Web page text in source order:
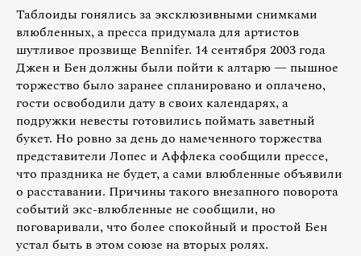
Таблоиды гонялись за эксклюзивными снимками
влюбленных, а пресса придумала для артистов
шутливое прозвище Bennifer. 14 сентября 2003 года
Джен и Бен должны были пойти к алтарю — пышное
торжество было заранее спланировано и оплачено,
гости освободили дату в своих календарях, а
подружки невесты готовились поймать заветный
букет. Но ровно за день до намеченного торжества
представители Лопес и Аффлека сообщили прессе,
что праздника не будет, а сами влюбленные объявили
о расставании. Причины такого внезапного поворота
событий экс-влюбленные не сообщили, но
поговаривали, что более спокойный и простой Бен
устал быть в этом союзе на вторых ролях.